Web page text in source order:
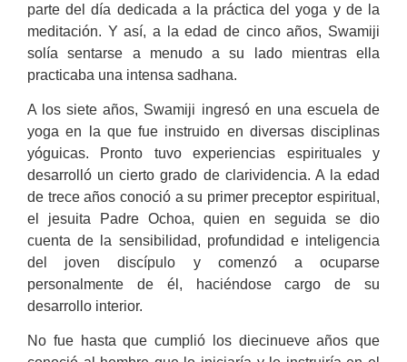
parte del día dedicada a la práctica del yoga y de la
meditación. Y así, a la edad de cinco años, Swamiji
solía sentarse a menudo a su lado mientras ella
practicaba una intensa sadhana.
A los siete años, Swamiji ingresó en una escuela de
yoga en la que fue instruido en diversas disciplinas
yóguicas. Pronto tuvo experiencias espirituales y
desarrolló un cierto grado de clarividencia. A la edad
de trece años conoció a su primer preceptor espiritual,
el jesuita Padre Ochoa, quien en seguida se dio
cuenta de la sensibilidad, profundidad e inteligencia
del joven discípulo y comenzó a ocuparse
personalmente de él, haciéndose cargo de su
desarrollo interior.
No fue hasta que cumplió los diecinueve años que